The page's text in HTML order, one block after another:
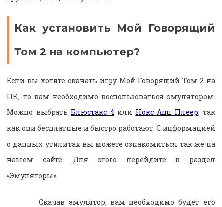
Как установить Мой Говорящий
Том 2 на компьютер?
Если вы хотите скачать игру Мой Говорящий Том 2 на
ПК, то вам необходимо воспользоваться эмулятором.
Можно выбрать Блюстакс 4 или Нокс Апп Плеер, так
как они бесплатные и быстро работают. С информацией
о данных утилитах вы можете ознакомиться так же на
нашем сайте. Для этого перейдите в раздел
«Эмуляторы».
Скачав эмулятор, вам необходимо будет его